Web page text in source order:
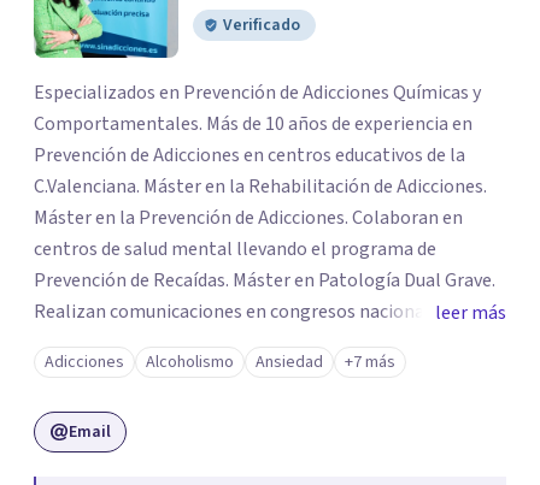
Verificado
Especializados en Prevención de Adicciones Químicas y
Comportamentales. Más de 10 años de experiencia en
Prevención de Adicciones en centros educativos de la
C.Valenciana. Máster en la Rehabilitación de Adicciones.
Máster en la Prevención de Adicciones. Colaboran en
centros de salud mental llevando el programa de
Prevención de Recaídas. Máster en Patología Dual Grave.
Realizan comunicaciones en congresos nacionales e
internacionales destinados a la formación e
investigación de la Patología Dual (SEPD). Expertos en la
Adicción al Juego de Azar y otras Adicciones
Comportamentales por la UV. Máster en Psicología
leer más
Adicciones Alcoholismo Ansiedad +7 más
Email